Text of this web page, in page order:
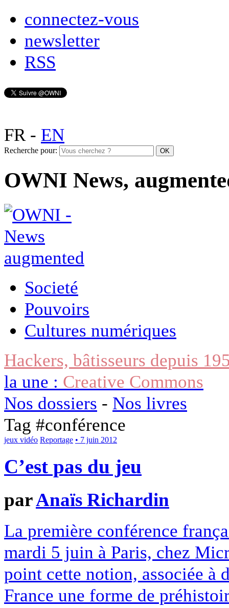
connectez-vous
newsletter
RSS
FR- EN
Recherche pour:
OWNI News,
Societé
Pouvoirs
Cultures numériques
Hackers, bâtisseurs depuis
la une : Creative Commons
Nos dossiers - Nos livres
Tag #conférence
jeux vidéo Reportage • 7 juin 2012
C’est pas du jeu
parAnaïs Richardin
La première conférence
mardi 5 juin à Paris, chez
point cette notion, associée à
France une forme de